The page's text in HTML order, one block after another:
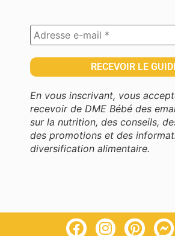
En vous inscrivant, vous
recevoir de DME Bébé des
sur la nutrition, des conseils,
des promotions et des
diversification alimentaire.